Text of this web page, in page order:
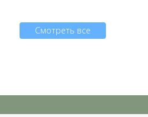
Смотреть все